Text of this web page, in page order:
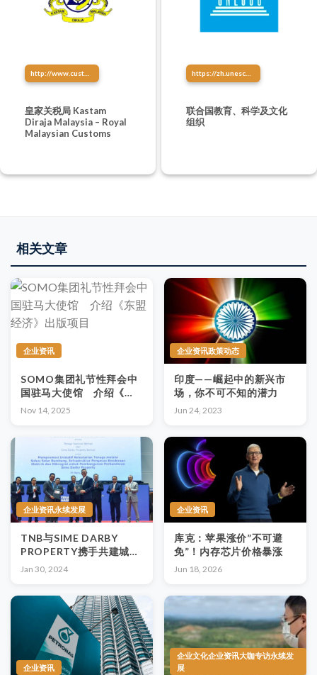
http://www.customs.gov.my/
皇家关税局 Kastam
Diraja Malaysia – Royal
Malaysian Customs
https://zh.unesco.org/
联合国教育、科学及文化
组织
相关文章
企业资讯
SOMO集团礼节性拜会中
国驻马大使馆 介绍《东
盟经济》出版项目
Nov 14, 2025
企业资讯政策动态
印度——崛起中的新兴市
场，你不可不知的潜力
Jun 24, 2023
企业资讯永续发展
TNB与SIME DARBY
PROPERTY携手共建城镇
可持续能源
Jan 30, 2024
企业资讯
库克：苹果涨价”不可避
免”！内存芯片价格暴涨
Jun 18, 2026
企业资讯
企业文化企业资讯大咖专访永续发
展